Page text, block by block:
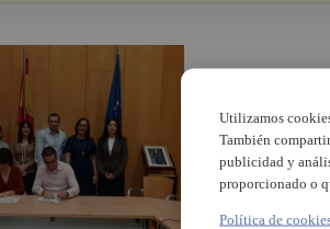
Utilizamos
También
publicidad y
proporcionado o
Política de